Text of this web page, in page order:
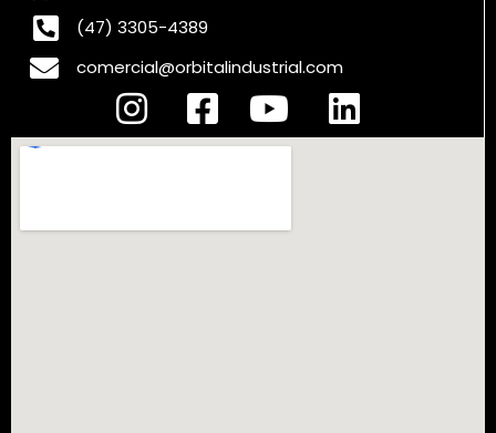
(47) 3305-4389
comercial@orbitalindustrial.com